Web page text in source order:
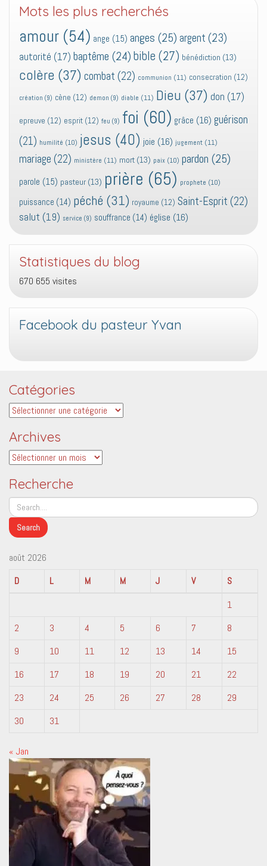
Mots les plus recherchés
amour (54) ange (15) anges (25) argent (23)
autorité (17) baptême (24) bible (27) bénédiction (13)
colère (37) combat (22) communion (11) consecration (12)
création (9) cène (12) demon (9) diable (11) Dieu (37) don (17)
epreuve (12) esprit (12) feu (9) foi (60) grâce (16) guérison
(21) humilité (10) jesus (40) joie (16) jugement (11)
mariage (22) ministère (11) mort (13) paix (10) pardon (25)
parole (15) pasteur (13) prière (65) prophete (10)
puissance (14) péché (31) royaume (12) Saint-Esprit (22)
salut (19) service (9) souffrance (14) église (16)
Statistiques du blog
670 655 visites
Facebook du pasteur Yvan
Catégories
Catégories
Archives
Archives
Recherche
août 2026
D
L M M J V
S
1
2
3 4 5 6 7
8
9
10 11 12 13 14
15
16
17 18 19 20 21
22
23
24 25 26 27 28
29
30
31
« Jan